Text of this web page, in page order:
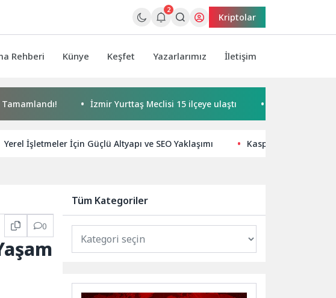
2
Kriptolar
Rehberi Künye Keşfet Yazarlarımız İletişim
İzmir Yurttaş Meclisi 15 ilçeye ulaştı Buca’da kadınlar
Yerel İşletmeler İçin Güçlü Altyapı ve SEO Yaklaşımı Kaspersky,
0
Tüm Kategoriler